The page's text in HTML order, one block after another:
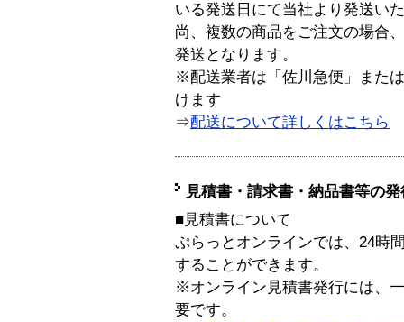
いる発送日にて当社より発送い
尚、複数の商品をご注文の場合
発送となります。
※配送業者は「佐川急便」また
けます
⇒配送について詳しくはこちら
見積書・請求書・納品書等の
■見積書について
ぷらっとオンラインでは、24時
することができます。
※オンライン見積書発行には、
要です。